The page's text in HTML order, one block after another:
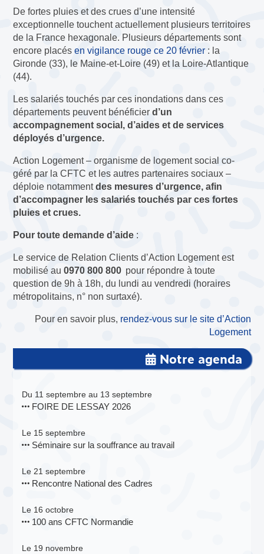
De fortes pluies et des crues d’une intensité
exceptionnelle touchent actuellement plusieurs territoires
de la France hexagonale. Plusieurs départements sont
encore placésen vigilance rouge ce 20 février: la
Gironde (33), le Maine-et-Loire (49) et la Loire-Atlantique
(44).
Les salariés touchés par ces inondations dans ces
départements peuvent bénéficierd’un
accompagnement social, d’aides et de services
déployés d’urgence.
Action Logement – organisme de logement social co-
géré par la CFTC et les autres partenaires sociaux –
déploie notammentdes mesures d’urgence, afin
d’accompagner les salariés touchés par ces fortes
pluies et crues.
Pour toute demande d’aide :
Le service de Relation Clients d’Action Logement est
mobilisé au0970 800 800 pour répondre à toute
question de 9h à 18h, du lundi au vendredi (horaires
métropolitains, n° non surtaxé).
Pour en savoir plus, rendez-vous sur le site d’Action
Logement
Notre agenda
Du 11 septembre au 13 septembre
FOIRE DE LESSAY 2026
Le 15 septembre
Séminaire sur la souffrance au travail
Le 21 septembre
Rencontre National des Cadres
Le 16 octobre
100 ans CFTC Normandie
Le 19 novembre